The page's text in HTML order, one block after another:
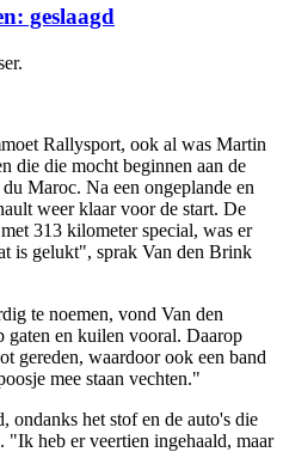
geslaagd
Rallysport, ook al was Martin
die die mocht beginnen aan de
Maroc. Na een ongeplande en
weer klaar voor de start. De
313 kilometer special, was er
is gelukt", sprak Van den Brink
te noemen, vond Van den
en kuilen vooral. Daarop
gereden, waardoor ook een band
mee staan vechten."
ondanks het stof en de auto's die
"Ik heb er veertien ingehaald, maar